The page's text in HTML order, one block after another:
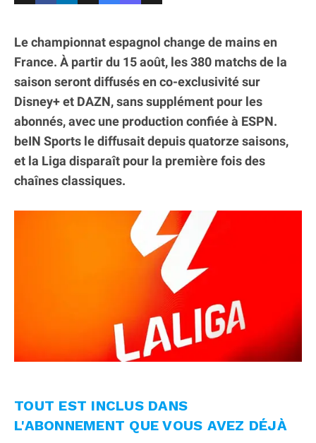
Le championnat espagnol change de mains en
France. À partir du 15 août, les 380 matchs de la
saison seront diffusés en co-exclusivité sur
Disney+ et DAZN, sans supplément pour les
abonnés, avec une production confiée à ESPN.
beIN Sports le diffusait depuis quatorze saisons,
et la Liga disparaît pour la première fois des
chaînes classiques.
TOUT EST INCLUS DANS
L'ABONNEMENT QUE VOUS AVEZ DÉJÀ